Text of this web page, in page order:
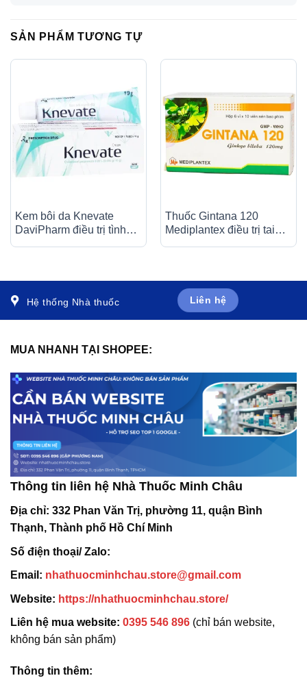
SẢN PHẨM TƯƠNG TỰ
Kem bôi da Knevate
DaviPharm điều trị tình
Thuốc Gintana 120
Mediplantex điều trị tai
Hệ thống Nhà thuốc Liên hệ
MUA NHANH TẠI SHOPEE:
Thông tin liên hệ Nhà Thuốc Minh Châu
Địa chỉ: 332 Phan Văn Trị, phường 11, quận Bình
Thạnh, Thành phố Hồ Chí Minh
Số điện thoại/ Zalo:
Email: nhathuocminhchau.store@gmail.com
Website: https://nhathuocminhchau.store/
Liên hệ mua website: 0395 546 896 (chỉ bán website,
không bán sản phẩm)
Thông tin thêm: